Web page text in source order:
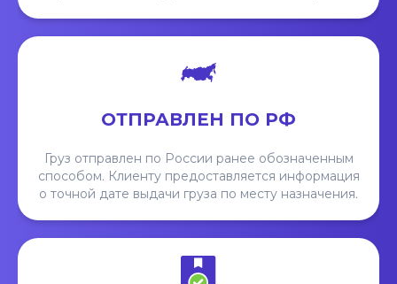
ОТПРАВЛЕН ПО РФ
Груз отправлен по России ранее обозначенным
способом. Клиенту предоставляется информация
о точной дате выдачи груза по месту назначения.